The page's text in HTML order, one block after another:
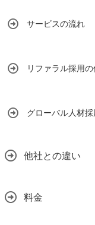
サービスの流れ
リファラル採用
グローバル人材
他社との違い
料金